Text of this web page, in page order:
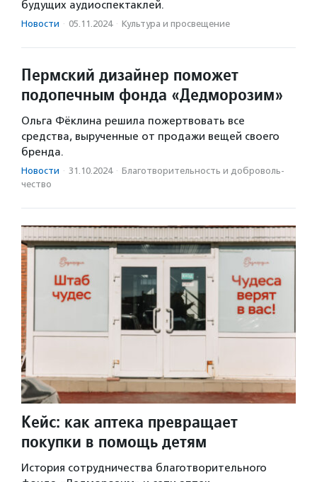
будущих аудиоспектаклей.
Новости · 05.11.2024 · Культура и просвещение
Пермский дизайнер поможет
подопечным фонда «Дедморозим»
Ольга Фёклина решила пожертвовать все
средства, вырученные от продажи вещей своего
бренда.
Новости · 31.10.2024 · Благотвори­тель­ность и доброволь­
чест­во
Кейс: как аптека превращает
покупки в помощь детям
История сотрудничества благотворительного